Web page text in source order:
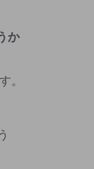
か
。